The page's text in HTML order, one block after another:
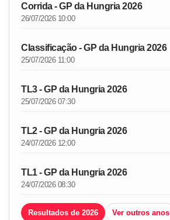
Corrida - GP da Hungria 2026
26/07/2026 10:00
Classificação - GP da Hungria 2026
25/07/2026 11:00
TL3 - GP da Hungria 2026
25/07/2026 07:30
TL2 - GP da Hungria 2026
24/07/2026 12:00
TL1 - GP da Hungria 2026
24/07/2026 08:30
Resultados de 2026 Ver outros anos